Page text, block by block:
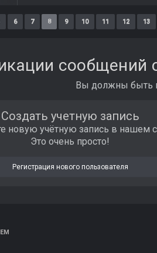
6 7 8 9 10 11 12 13
сообщений
Вы должны быть
Создать учетную запись
новую учётную запись в нашем
Это очень просто!
Регистрация нового пользователя